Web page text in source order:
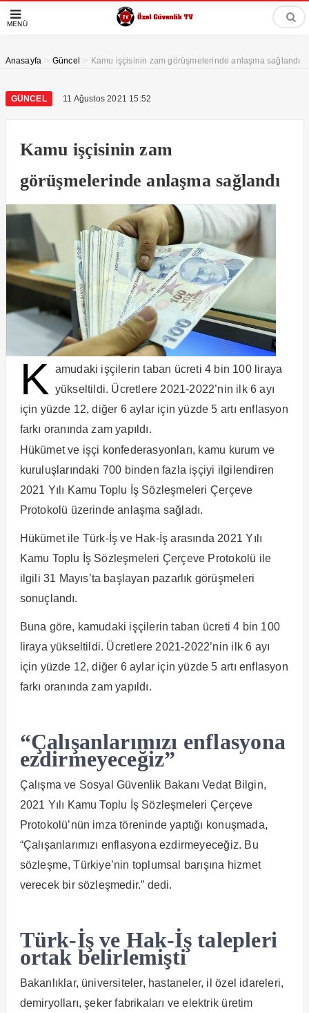
MENÜ
Anasayfa > Güncel > Kamu işçisinin zam görüşmelerinde anlaşma sağlandı
GÜNCEL 11 Ağustos 2021 15:52
Kamu işçisinin zam
görüşmelerinde anlaşma sağlandı
K amudaki işçilerin taban ücreti 4 bin 100 liraya
yükseltildi. Ücretlere 2021-2022’nin ilk 6 ayı
için yüzde 12, diğer 6 aylar için yüzde 5 artı enflasyon
farkı oranında zam yapıldı.
Hükümet ve işçi konfederasyonları, kamu kurum ve
kuruluşlarındaki 700 binden fazla işçiyi ilgilendiren
2021 Yılı Kamu Toplu İş Sözleşmeleri Çerçeve
Protokolü üzerinde anlaşma sağladı.
Hükümet ile Türk-İş ve Hak-İş arasında 2021 Yılı
Kamu Toplu İş Sözleşmeleri Çerçeve Protokolü ile
ilgili 31 Mayıs’ta başlayan pazarlık görüşmeleri
sonuçlandı.
Buna göre, kamudaki işçilerin taban ücreti 4 bin 100
liraya yükseltildi. Ücretlere 2021-2022’nin ilk 6 ayı
için yüzde 12, diğer 6 aylar için yüzde 5 artı enflasyon
farkı oranında zam yapıldı.
“Çalışanlarımızı enflasyona
ezdirmeyeceğiz”
Çalışma ve Sosyal Güvenlik Bakanı Vedat Bilgin,
2021 Yılı Kamu Toplu İş Sözleşmeleri Çerçeve
Protokolü’nün imza töreninde yaptığı konuşmada,
“Çalışanlarımızı enflasyona ezdirmeyeceğiz. Bu
sözleşme, Türkiye’nin toplumsal barışına hizmet
verecek bir sözleşmedir.” dedi.
Türk-İş ve Hak-İş talepleri
ortak belirlemişti
Bakanlıklar, üniversiteler, hastaneler, il özel idareleri,
demiryolları, şeker fabrikaları ve elektrik üretim